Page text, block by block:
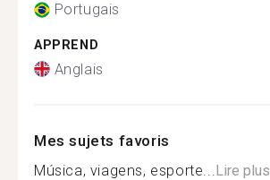
Portugais
APPREND
Anglais
Mes sujets favoris
Música, viagens, esporte... Lire plus